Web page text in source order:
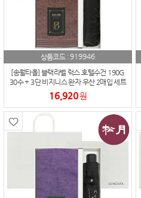
상품코드 :919946
[송월타올] 블랙라벨 럭스 호텔수건 190G
30수 + 3단 비지니스 완자 우산 2매입 세트
16,920원